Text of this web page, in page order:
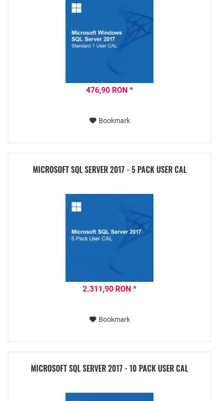
476,90 RON *
Bookmark
MICROSOFT SQL SERVER 2017 - 5 PACK USER CAL
2.311,90 RON *
Bookmark
MICROSOFT SQL SERVER 2017 - 10 PACK USER CAL